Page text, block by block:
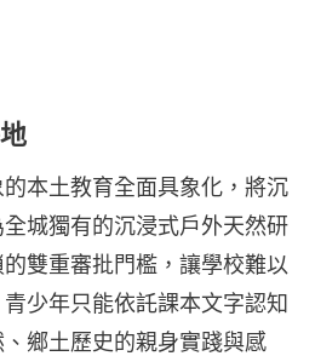
本土教育全面具象化，將沉
城獨有的沉浸式戶外天然研
雙重審批門檻，讓學校難以
少年只能依託課本文字認知
鄉土歷史的親身實踐與感